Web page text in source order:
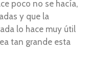
poco no se hacía,
y que la
lo hace muy útil
tan grande esta